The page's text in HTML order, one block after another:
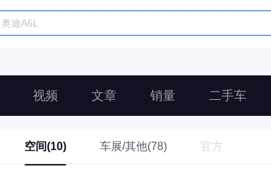
视频 文章 销量 二手车
空间(10) 车展/其他(78) 官方